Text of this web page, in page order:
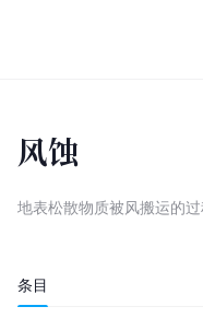
风蚀
地表松散物质被风搬运的
条目